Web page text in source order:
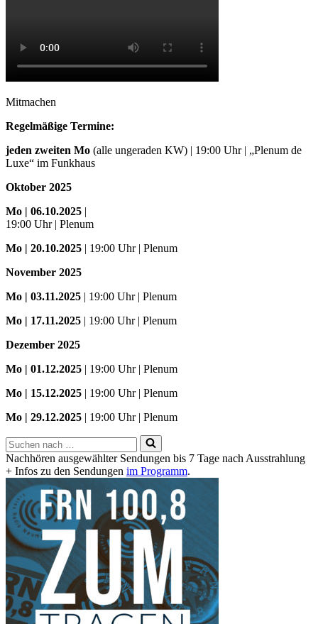
Mitmachen
Regelmäßige Termine:
jeden zweiten Mo (alle ungeraden KW) | 19:00 Uhr | „Plenum de
Luxe“ im Funkhaus
Oktober 2025
Mo | 06.10.2025 |
19:00 Uhr | Plenum
Mo | 20.10.2025 | 19:00 Uhr | Plenum
November 2025
Mo | 03.11.2025 | 19:00 Uhr | Plenum
Mo | 17.11.2025 | 19:00 Uhr | Plenum
Dezember 2025
Mo | 01.12.2025 | 19:00 Uhr | Plenum
Mo | 15.12.2025 | 19:00 Uhr | Plenum
Mo | 29.12.2025 | 19:00 Uhr | Plenum
Suchen
nach …
Nachhören ausgewählter Sendungen bis 7 Tage nach Ausstrahlung
+ Infos zu den Sendungen im Programm.